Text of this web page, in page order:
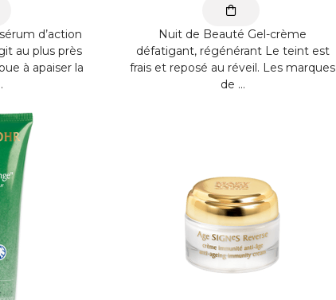
d’action
au plus près
à apaiser la
Nuit de Beauté Gel-crème
défatigant, régénérant Le teint est
frais et reposé au réveil. Les marques
de ...